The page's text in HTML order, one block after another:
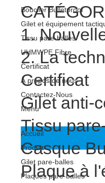
Bouclier Bulletproof
Gilet et équipement
Tissu pare-balles
UHMWPE Fibre
Certificat
À propos de nous
Contactez-Nous
Menu
Accueil
Produit
Gilet pare-balles
Plaques pare-balles
1.
2. La
Certificat
Gilet anti-
Tissu
Casque
Plaque à